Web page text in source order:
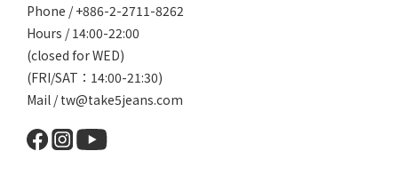
Phone / +886-2-2711-8262
Hours / 14:00-22:00
(closed for WED)
(FRI/SAT：14:00-21:30)
Mail / tw@take5jeans.com